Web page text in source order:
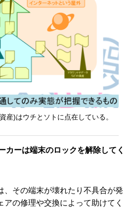
産)はウチとソトに点在している。
カーは端末のロックを解除してく
、その端末が壊れたり不具合が発
の修理や交換によって助けてく